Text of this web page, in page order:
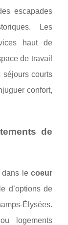
escapades
Les
haut de
de travail
séjours courts
confort,
de
dans le coeur
d’options de
Élysées.
logements